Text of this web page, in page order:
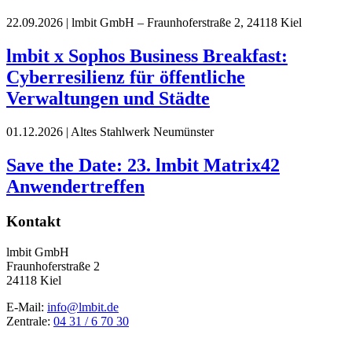
22.09.2026 | lmbit GmbH – Fraunhoferstraße 2, 24118 Kiel
lmbit x Sophos Business Breakfast:
Cyberresilienz für öffentliche
Verwaltungen und Städte
01.12.2026 | Altes Stahlwerk Neumünster
Save the Date: 23. lmbit Matrix42
Anwendertreffen
Kontakt
lmbit GmbH
Fraunhoferstraße 2
24118 Kiel
E-Mail: info@lmbit.de
Zentrale: 04 31 / 6 70 30